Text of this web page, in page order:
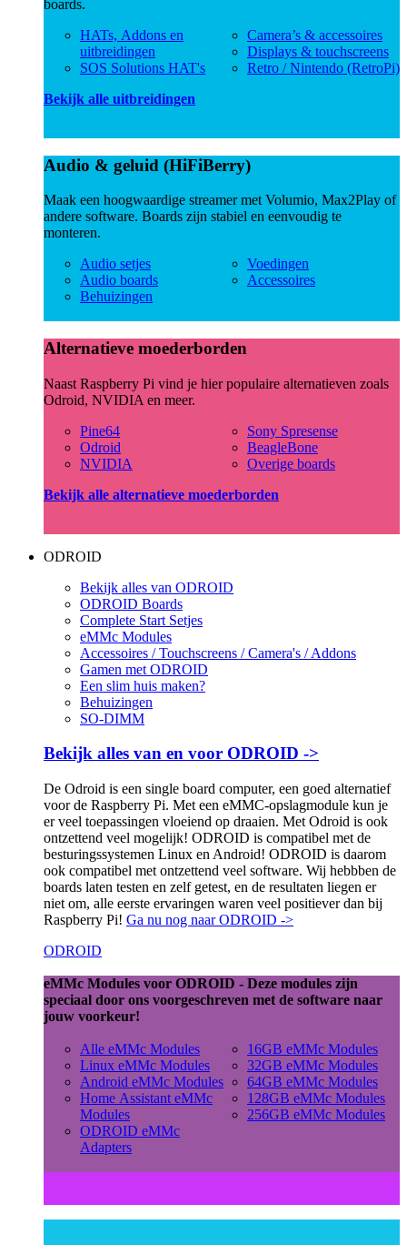
boards.
HATs, Addons en
uitbreidingen
SOS Solutions HAT's
Camera’s & accessoires
Displays & touchscreens
Retro / Nintendo (RetroPi)
Bekijk alle uitbreidingen
Audio & geluid (HiFiBerry)
Maak een hoogwaardige streamer met Volumio, Max2Play of
andere software. Boards zijn stabiel en eenvoudig te
monteren.
Audio setjes
Audio boards
Behuizingen
Voedingen
Accessoires
Alternatieve moederborden
Naast Raspberry Pi vind je hier populaire alternatieven zoals
Odroid, NVIDIA en meer.
Pine64
Odroid
NVIDIA
Sony Spresense
BeagleBone
Overige boards
Bekijk alle alternatieve moederborden
ODROID
Bekijk alles van ODROID
ODROID Boards
Complete Start Setjes
eMMc Modules
Accessoires / Touchscreens / Camera's / Addons
Gamen met ODROID
Een slim huis maken?
Behuizingen
SO-DIMM
Bekijk alles van en voor ODROID ->
De Odroid is een single board computer, een goed alternatief
voor de Raspberry Pi. Met een eMMC-opslagmodule kun je
er veel toepassingen vloeiend op draaien. Met Odroid is ook
ontzettend veel mogelijk! ODROID is compatibel met de
besturingssystemen Linux en Android! ODROID is daarom
ook compatibel met ontzettend veel software. Wij hebbben de
boards laten testen en zelf getest, en de resultaten liegen er
niet om, alle eerste ervaringen waren veel positiever dan bij
Raspberry Pi! Ga nu nog naar ODROID ->
ODROID
eMMc Modules voor ODROID - Deze modules zijn
speciaal door ons voorgeschreven met de software naar
jouw voorkeur!
Alle eMMc Modules
Linux eMMc Modules
Android eMMc Modules
Home Assistant eMMc
Modules
ODROID eMMc
Adapters
16GB eMMc Modules
32GB eMMc Modules
64GB eMMc Modules
128GB eMMc Modules
256GB eMMc Modules